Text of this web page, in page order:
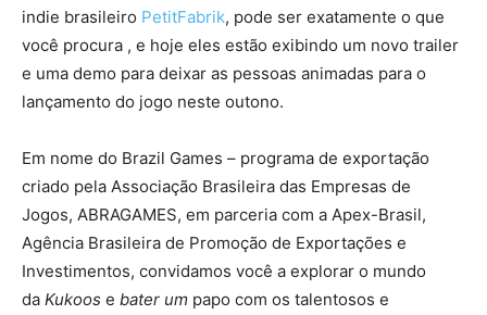
indie brasileiro PetitFabrik, pode ser exatamente o que
você procura , e hoje eles estão exibindo um novo trailer
e uma demo para deixar as pessoas animadas para o
lançamento do jogo neste outono.
Em nome do Brazil Games – programa de exportação
criado pela Associação Brasileira das Empresas de
Jogos, ABRAGAMES, em parceria com a Apex-Brasil,
Agência Brasileira de Promoção de Exportações e
Investimentos, convidamos você a explorar o mundo
da Kukoos e bater um papo com os talentosos e